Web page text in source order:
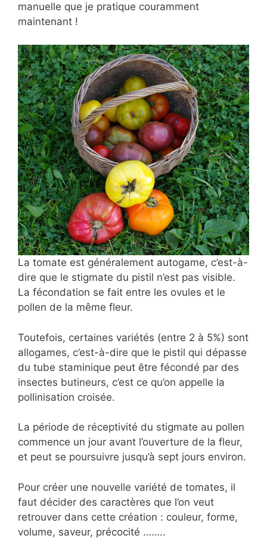
manuelle que je pratique couramment
maintenant !
La tomate est généralement autogame, c’est-à-
dire que le stigmate du pistil n’est pas visible.
La fécondation se fait entre les ovules et le
pollen de la même fleur.
Toutefois, certaines variétés (entre 2 à 5%) sont
allogames, c’est-à-dire que le pistil qui dépasse
du tube staminique peut être fécondé par des
insectes butineurs, c’est ce qu’on appelle la
pollinisation croisée.
La période de réceptivité du stigmate au pollen
commence un jour avant l’ouverture de la fleur,
et peut se poursuivre jusqu’à sept jours environ.
Pour créer une nouvelle variété de tomates, il
faut décider des caractères que l’on veut
retrouver dans cette création : couleur, forme,
volume, saveur, précocité ……..